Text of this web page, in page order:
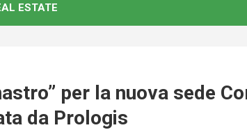
ESTATE
per la nuova sede
da Prologis